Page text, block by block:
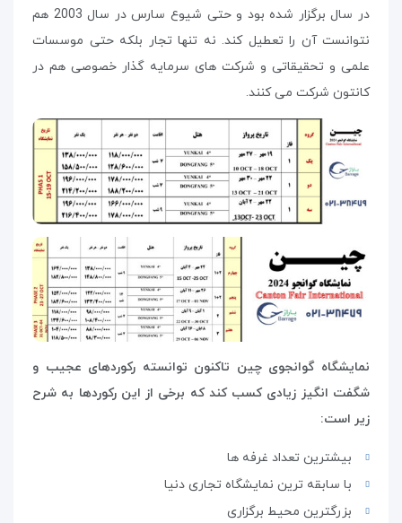
در سال برگزار شده بود و حتی شیوع سارس در سال 2003 هم
نتوانست آن را تعطیل کند. نه تنها تجار بلکه حتی موسسات
علمی و تحقیقاتی و شرکت های سرمایه گذار خصوصی هم در
کانتون شرکت می کنند.
نمایشگاه گوانجوی چین تاکنون توانسته رکوردهای عجیب و
شگفت انگیز زیادی کسب کند که برخی از این رکوردها به شرح
زیر است:
بیشترین تعداد غرفه ها
با سابقه ترین نمایشگاه تجاری دنیا
بزرگترین محیط برگزاری